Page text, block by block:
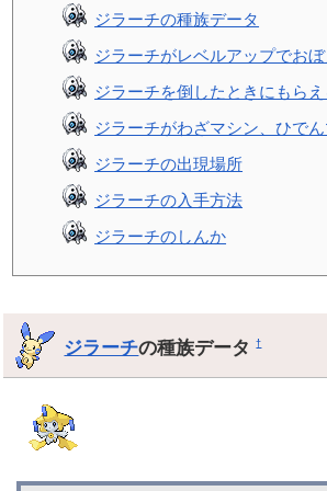
ジラーチの種族データ
ジラーチがレベルアップでお
ジラーチを倒したときにもら
ジラーチがわざマシン、ひで
ジラーチの出現場所
ジラーチの入手方法
ジラーチのしんか
ジラーチの種族データ†